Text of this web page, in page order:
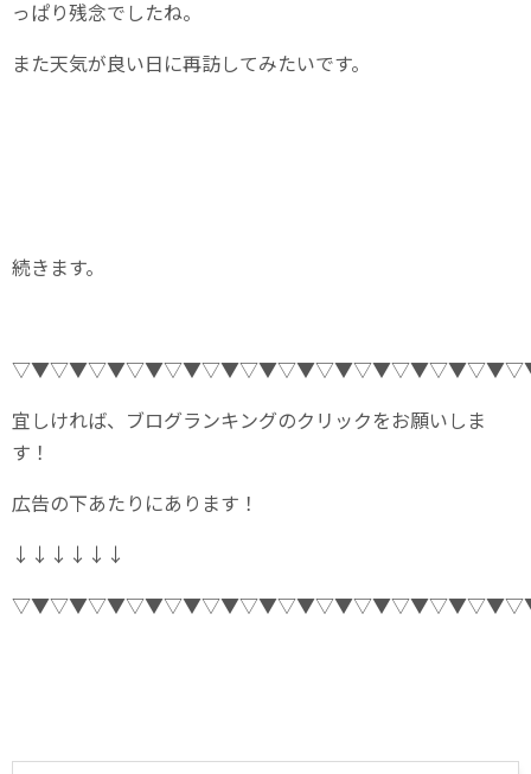
っぱり残念でしたね。
また天気が良い日に再訪してみたいです。
続きます。
宜しければ、ブログランキングのクリックをお願いしま
す！
広告の下あたりにあります！
↓↓↓↓↓↓